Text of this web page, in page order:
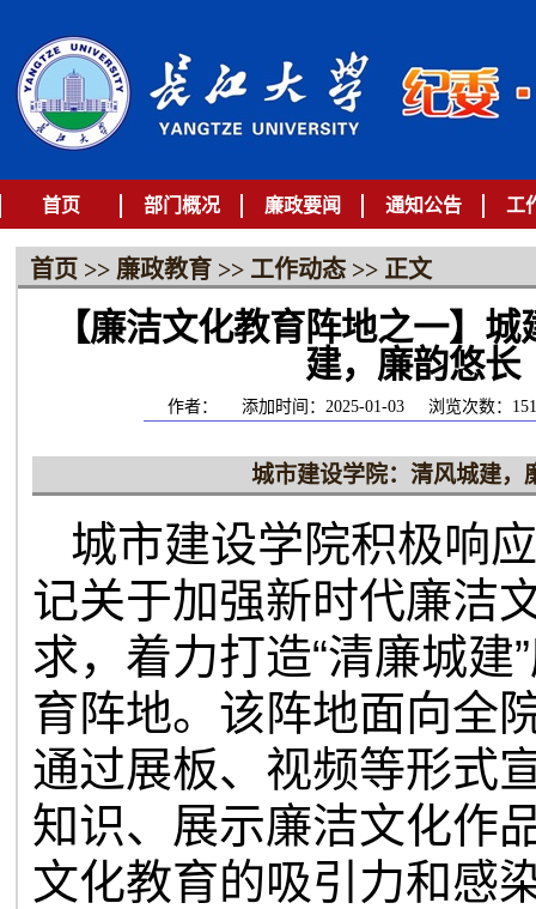
首页 部门概况 廉政要闻 通知公告 工
首页 >> 廉政教育>> 工作动态>> 正文
【廉洁文化教育阵地之一】
建，廉韵悠长
作者： 添加时间：2025-01-03 浏览次数： 151
城市建设学院：清风城建，
城市建设学院积极响
记关于加强新时代廉洁
求，着力打造“清廉城建”
育阵地。该阵地面向全
通过展板、视频等形式
知识、展示廉洁文化作
文化教育的吸引力和感